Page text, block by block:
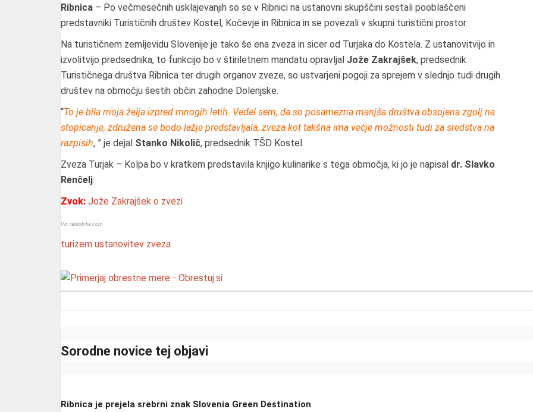
Ribnica – Po večmesečnih usklajevanjih so se v Ribnici na ustanovni skupščini sestali pooblaščeni
predstavniki Turističnih društev Kostel, Kočevje in Ribnica in se povezali v skupni turistični prostor.
Na turističnem zemljevidu Slovenije je tako še ena zveza in sicer od Turjaka do Kostela. Z ustanovitvijo in
izvolitvijo predsednika, to funkcijo bo v štiriletnem mandatu opravljal Jože Zakrajšek, predsednik
Turističnega društva Ribnica ter drugih organov zveze, so ustvarjeni pogoji za sprejem v slednjo tudi drugih
društev na območju šestih občin zahodne Dolenjske.
“To je bila moja želja izpred mnogih letih. Vedel sem, da so posamezna manjša društva obsojena zgolj na
stopicanje, združena se bodo lažje predstavljala, zveza kot takšna ima večje možnosti tudi za sredstva na
razpisih, ” je dejal Stanko Nikolič, predsednik TŠD Kostel.
Zveza Turjak – Kolpa bo v kratkem predstavila knjigo kulinarike s tega območja, ki jo je napisal dr. Slavko
Renčelj.
Zvok: Jože Zakrajšek o zvezi
Vir: radiokrka.com
turizem ustanovitev zveza
Sorodne novice tej objavi
Ribnica je prejela srebrni znak Slovenia Green Destination